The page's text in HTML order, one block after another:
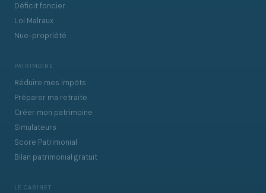
Déficit foncier
Loi Malraux
Nue-propriété
PATRIMOINE
Réduire mes impôts
Préparer ma retraite
Créer mon patrimoine
Simulateurs
Score Patrimonial
Bilan patrimonial gratuit
LE CABINET